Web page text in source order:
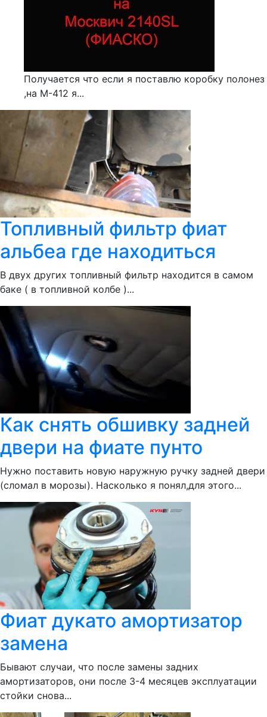
Получается что если я поставлю коробку полонез
,на М-412 я...
Топливный фильтр фиат
альбеа где находиться
В двух других топливный фильтр находится в самом
баке ( в топливной колбе )...
Как снять обшивку задней
двери на фиате пунто
Нужно поставить новую наружную ручку задней двери
(сломал в морозы). Насколько я понял,для этого...
Фиат дукато амортизатор
замена
Бывают случаи, что после замены задних
амортизаторов, они после 3-4 месяцев эксплуатации
стойки снова...